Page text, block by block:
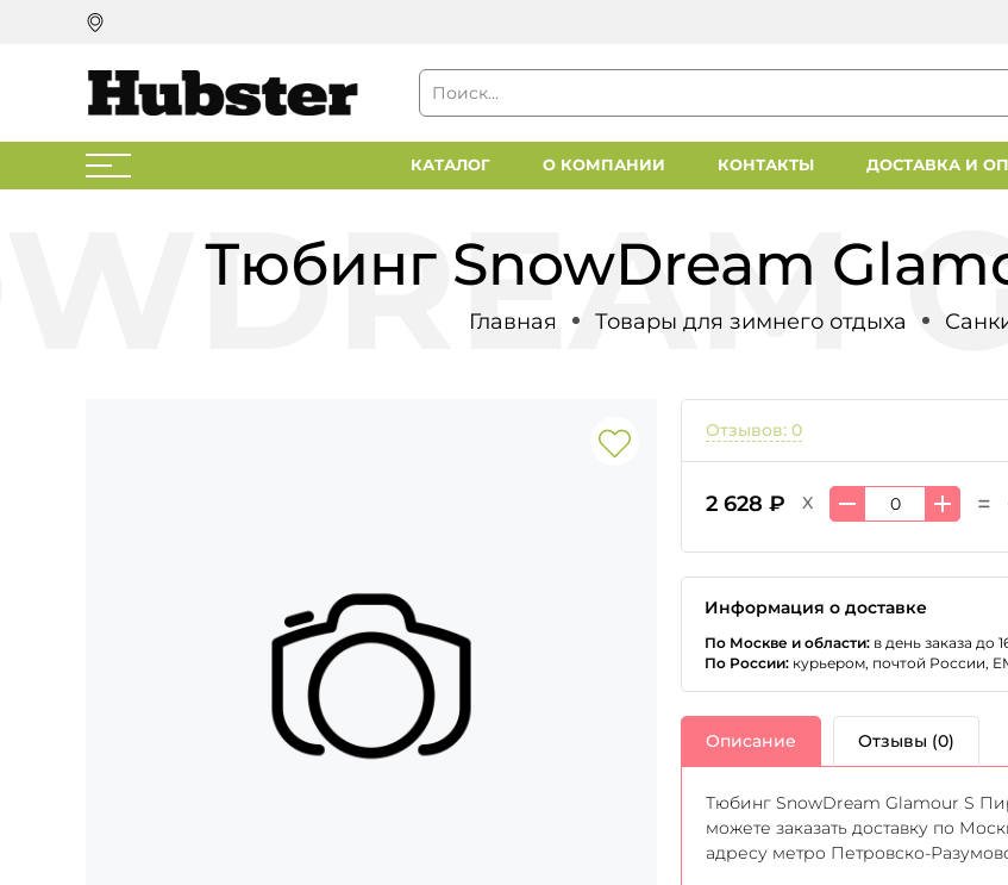
КАТАЛОГ О КОМПАНИИ КОНТАКТЫ ДОСТАВКА И
Тюбинг SnowDream
Главная Товары для зимнего отдыха
Отзывов: 0
2 628 ₽ X =
Информация о доставке
По Москве и области: в день заказа до
По России: курьером, почтой России,
Описание Отзывы (0)
Тюбинг SnowDream Glamour S
можете заказать доставку по
адресу метро Петровско-